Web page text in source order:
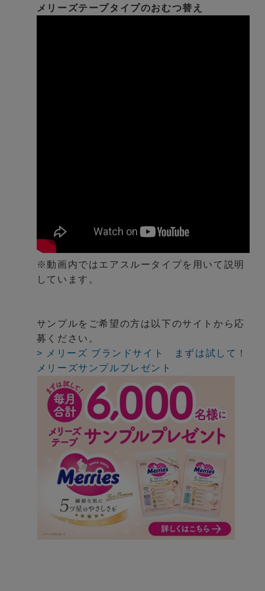
メリーズテープタイプのおむつ替え
※動画内ではエアスルータイプを用いて説明
しています。
サンプルをご希望の方は以下のサイトから応
募ください。
> メリーズ ブランドサイト まずは試して！
メリーズサンプルプレゼント